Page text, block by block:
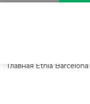
Главная Etnia Barcelona